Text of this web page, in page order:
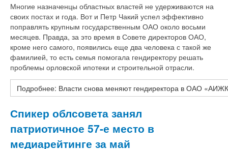
Многие назначенцы областных властей не удерживаются на
своих постах и года. Вот и Петр Чакий успел эффективно
поправлять крупным государственным ОАО около восьми
месяцев. Правда, за это время в Совете директоров ОАО,
кроме него самого, появились еще два человека с такой же
фамилией, то есть семья помогала гендиректору решать
проблемы орловской ипотеки и строительной отрасли.
Подробнее: Власти снова меняют гендиректора в ОАО
Спикер облсовета занял
патриотичное 57-е место в
медиарейтинге за май